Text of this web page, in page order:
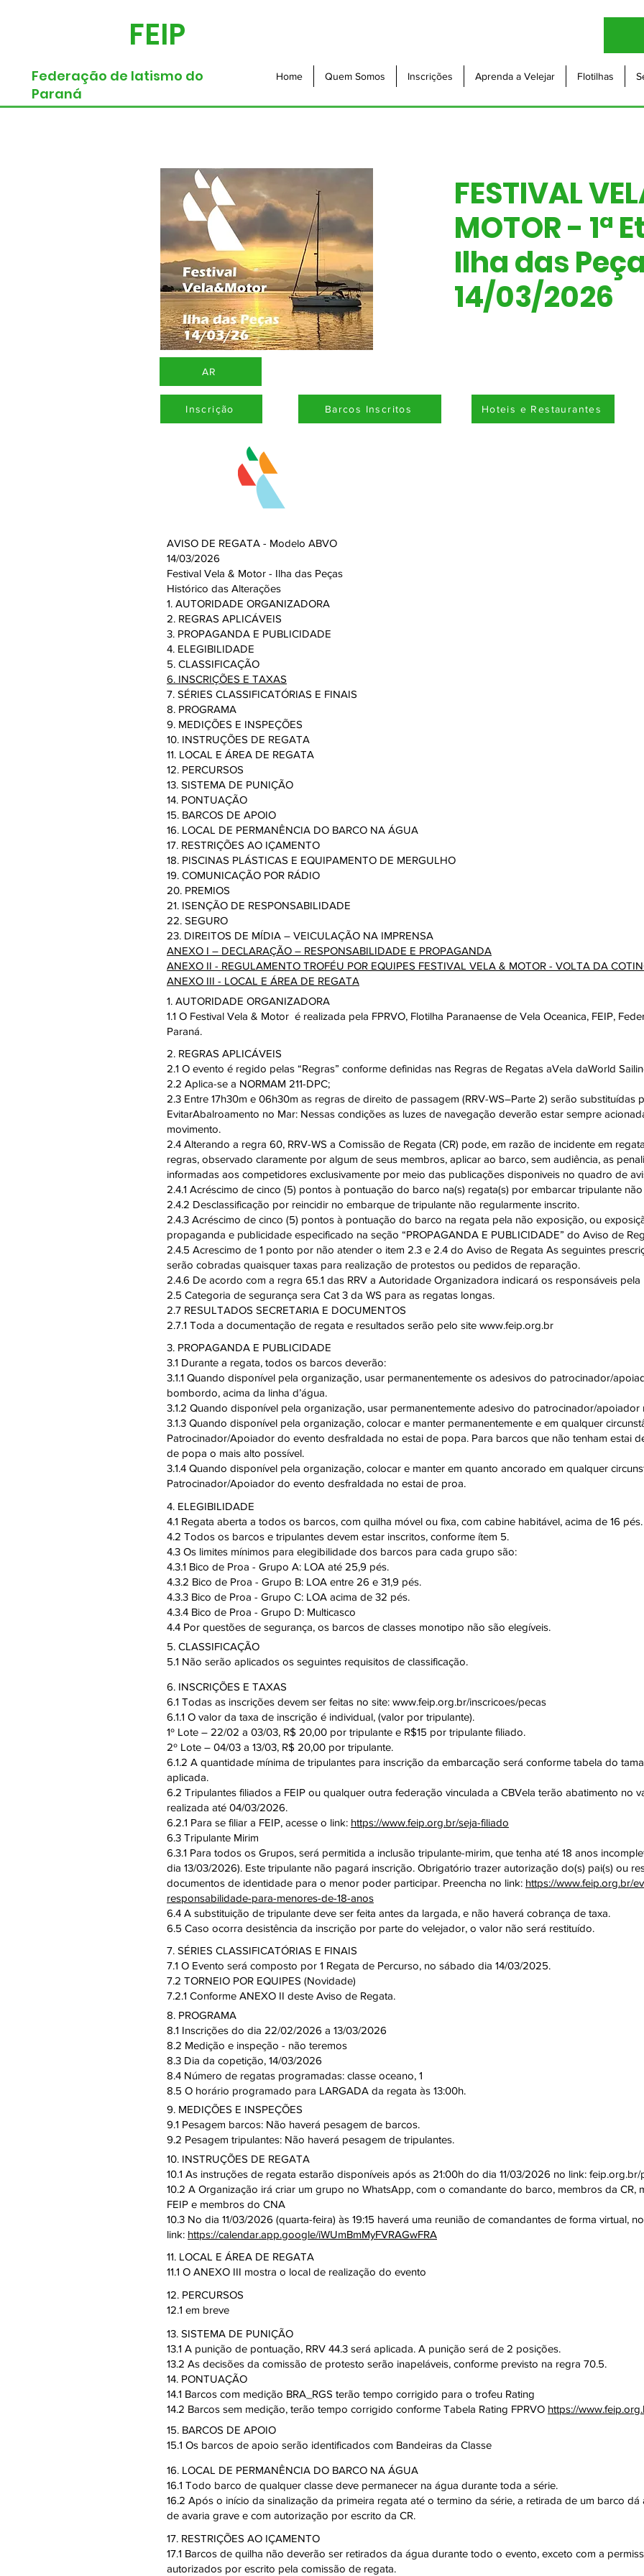
FEIP
Home Quem Somos Inscrições Aprenda a Velejar Flotilhas
Federação de Iatismo do
Paraná
FESTIVAL
MOTOR - 1ª
Ilha das
14/03/2026
AR
Inscrição Barcos Inscritos Hoteis e Restaurantes
AVISO DE REGATA - Modelo ABVO
14/03/2026
Festival Vela & Motor - Ilha das Peças
Histórico das Alterações
1. AUTORIDADE ORGANIZADORA
2. REGRAS APLICÁVEIS
3. PROPAGANDA E PUBLICIDADE
4. ELEGIBILIDADE
5. CLASSIFICAÇÃO
6. INSCRIÇÕES E TAXAS
7. SÉRIES CLASSIFICATÓRIAS E FINAIS
8. PROGRAMA
9. MEDIÇÕES E INSPEÇÕES
10. INSTRUÇÕES DE REGATA
11. LOCAL E ÁREA DE REGATA
12. PERCURSOS
13. SISTEMA DE PUNIÇÃO
14. PONTUAÇÃO
15. BARCOS DE APOIO
16. LOCAL DE PERMANÊNCIA DO BARCO NA ÁGUA
17. RESTRIÇÕES AO IÇAMENTO
18. PISCINAS PLÁSTICAS E EQUIPAMENTO DE MERGULHO
19. COMUNICAÇÃO POR RÁDIO
20. PREMIOS
21. ISENÇÃO DE RESPONSABILIDADE
22. SEGURO
23. DIREITOS DE MÍDIA – VEICULAÇÃO NA IMPRENSA
ANEXO I – DECLARAÇÃO – RESPONSABILIDADE E PROPAGANDA
ANEXO II - REGULAMENTO TROFÉU POR EQUIPES FESTIVAL VELA & MOTOR - VOLTA DA
ANEXO III - LOCAL E ÁREA DE REGATA
1. AUTORIDADE ORGANIZADORA
1.1 O Festival Vela & Motor é realizada pela FPRVO, Flotilha Paranaense de Vela Oceanica, FEIP,
Paraná.
2. REGRAS APLICÁVEIS
2.1 O evento é regido pelas “Regras” conforme definidas nas Regras de Regatas aVela daWorld
2.2 Aplica-se a NORMAM 211-DPC;
2.3 Entre 17h30m e 06h30m as regras de direito de passagem (RRV-WS–Parte 2) serão substituídas
EvitarAbalroamento no Mar: Nessas condições as luzes de navegação deverão estar sempre
movimento.
2.4 Alterando a regra 60, RRV-WS a Comissão de Regata (CR) pode, em razão de incidente em
regras, observado claramente por algum de seus membros, aplicar ao barco, sem audiência, as
informadas aos competidores exclusivamente por meio das publicações disponiveis no quadro de
2.4.1 Acréscimo de cinco (5) pontos à pontuação do barco na(s) regata(s) por embarcar tripulante
2.4.2 Desclassificação por reincidir no embarque de tripulante não regularmente inscrito.
2.4.3 Acréscimo de cinco (5) pontos à pontuação do barco na regata pela não exposição, ou
propaganda e publicidade especificado na seção “PROPAGANDA E PUBLICIDADE” do Aviso de
2.4.5 Acrescimo de 1 ponto por não atender o item 2.3 e 2.4 do Aviso de Regata As seguintes
serão cobradas quaisquer taxas para realização de protestos ou pedidos de reparação.
2.4.6 De acordo com a regra 65.1 das RRV a Autoridade Organizadora indicará os responsáveis
2.5 Categoria de segurança sera Cat 3 da WS para as regatas longas.
2.7 RESULTADOS SECRETARIA E DOCUMENTOS
2.7.1 Toda a documentação de regata e resultados serão pelo site www.feip.org.br
3. PROPAGANDA E PUBLICIDADE
3.1 Durante a regata, todos os barcos deverão:
3.1.1 Quando disponível pela organização, usar permanentemente os adesivos do patrocinador/
bombordo, acima da linha d’água.
3.1.2 Quando disponível pela organização, usar permanentemente adesivo do patrocinador/apoiador
3.1.3 Quando disponível pela organização, colocar e manter permanentemente e em qualquer
Patrocinador/Apoiador do evento desfraldada no estai de popa. Para barcos que não tenham estai
de popa o mais alto possível.
3.1.4 Quando disponível pela organização, colocar e manter em quanto ancorado em qualquer
Patrocinador/Apoiador do evento desfraldada no estai de proa.
4. ELEGIBILIDADE
4.1 Regata aberta a todos os barcos, com quilha móvel ou fixa, com cabine habitável, acima de 16 pés.
4.2 Todos os barcos e tripulantes devem estar inscritos, conforme ítem 5.
4.3 Os limites mínimos para elegibilidade dos barcos para cada grupo são:
4.3.1 Bico de Proa - Grupo A: LOA até 25,9 pés.
4.3.2 Bico de Proa - Grupo B: LOA entre 26 e 31,9 pés.
4.3.3 Bico de Proa - Grupo C: LOA acima de 32 pés.
4.3.4 Bico de Proa - Grupo D: Multicasco
4.4 Por questões de segurança, os barcos de classes monotipo não são elegíveis.
5. CLASSIFICAÇÃO
5.1 Não serão aplicados os seguintes requisitos de classificação.
6. INSCRIÇÕES E TAXAS
6.1 Todas as inscrições devem ser feitas no site: www.feip.org.br/inscricoes/pecas
6.1.1 O valor da taxa de inscrição é individual, (valor por tripulante).
1º Lote – 22/02 a 03/03, R$ 20,00 por tripulante e R$15 por tripulante filiado.
2º Lote – 04/03 a 13/03, R$ 20,00 por tripulante.
6.1.2 A quantidade mínima de tripulantes para inscrição da embarcação será conforme tabela do
aplicada.
6.2 Tripulantes filiados a FEIP ou qualquer outra federação vinculada a CBVela terão abatimento no
realizada até 04/03/2026.
6.2.1 Para se filiar a FEIP, acesse o link: https://www.feip.org.br/seja-filiado
6.3 Tripulante Mirim
6.3.1 Para todos os Grupos, será permitida a inclusão tripulante-mirim, que tenha até 18 anos
dia 13/03/2026). Este tripulante não pagará inscrição. Obrigatório trazer autorização do(s) pai(s) ou
documentos de identidade para o menor poder participar. Preencha no link: https://www.feip.org.br/
responsabilidade-para-menores-de-18-anos
6.4 A substituição de tripulante deve ser feita antes da largada, e não haverá cobrança de taxa.
6.5 Caso ocorra desistência da inscrição por parte do velejador, o valor não será restituído.
7. SÉRIES CLASSIFICATÓRIAS E FINAIS
7.1 O Evento será composto por 1 Regata de Percurso, no sábado dia 14/03/2025.
7.2 TORNEIO POR EQUIPES (Novidade)
7.2.1 Conforme ANEXO II deste Aviso de Regata.
8. PROGRAMA
8.1 Inscrições do dia 22/02/2026 a 13/03/2026
8.2 Medição e inspeção - não teremos
8.3 Dia da copetição, 14/03/2026
8.4 Número de regatas programadas: classe oceano, 1
8.5 O horário programado para LARGADA da regata às 13:00h.
9. MEDIÇÕES E INSPEÇÕES
9.1 Pesagem barcos: Não haverá pesagem de barcos.
9.2 Pesagem tripulantes: Não haverá pesagem de tripulantes.
10. INSTRUÇÕES DE REGATA
10.1 As instruções de regata estarão disponíveis após as 21:00h do dia 11/03/2026 no link: feip.org.br/
10.2 A Organização irá criar um grupo no WhatsApp, com o comandante do barco, membros da CR,
FEIP e membros do CNA
10.3 No dia 11/03/2026 (quarta-feira) às 19:15 haverá uma reunião de comandantes de forma virtual, no
link: https://calendar.app.google/iWUmBmMyFVRAGwFRA
11. LOCAL E ÁREA DE REGATA
11.1 O ANEXO III mostra o local de realização do evento
12. PERCURSOS
12.1 em breve
13. SISTEMA DE PUNIÇÃO
13.1 A punição de pontuação, RRV 44.3 será aplicada. A punição será de 2 posições.
13.2 As decisões da comissão de protesto serão inapeláveis, conforme previsto na regra 70.5.
14. PONTUAÇÃO
14.1 Barcos com medição BRA_RGS terão tempo corrigido para o trofeu Rating
14.2 Barcos sem medição, terão tempo corrigido conforme Tabela Rating FPRVO https://
15. BARCOS DE APOIO
15.1 Os barcos de apoio serão identificados com Bandeiras da Classe
16. LOCAL DE PERMANÊNCIA DO BARCO NA ÁGUA
16.1 Todo barco de qualquer classe deve permanecer na água durante toda a série.
16.2 Após o início da sinalização da primeira regata até o termino da série, a retirada de um barco
de avaria grave e com autorização por escrito da CR.
17. RESTRIÇÕES AO IÇAMENTO
17.1 Barcos de quilha não deverão ser retirados da água durante todo o evento, exceto com a
autorizados por escrito pela comissão de regata.